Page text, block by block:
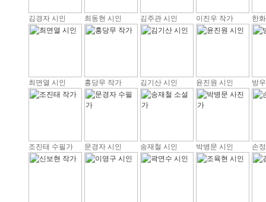
김경자 시인 최동현 시인 김주관 시인 이진우 작가 한
최면열 시인 홍당무 작가 김기산 시인 윤진원 시인 방
조진태 수필가 문경자 시인 송재철 시인 박병문 시인 손